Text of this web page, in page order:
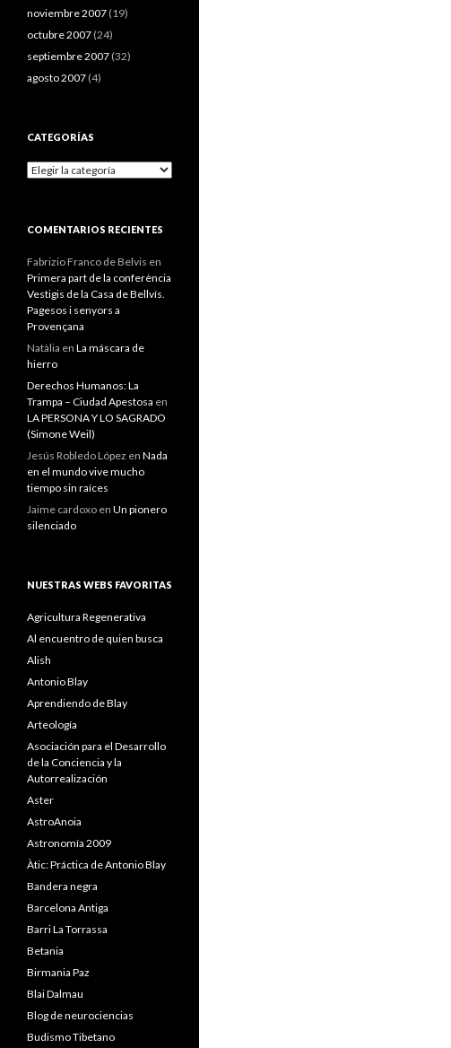
noviembre 2007 (19)
octubre 2007 (24)
septiembre 2007 (32)
agosto 2007 (4)
CATEGORÍAS
Categorías
COMENTARIOS RECIENTES
Fabrizio Franco de Belvis en
Primera part de la conferència
Vestigis de la Casa de Bellvís.
Pagesos i senyors a
Provençana
Natàlia en La máscara de
hierro
Derechos Humanos: La
Trampa – Ciudad Apestosa en
LA PERSONA Y LO SAGRADO
(Simone Weil)
Jesús Robledo López en Nada
en el mundo vive mucho
tiempo sin raíces
Jaime cardoxo en Un pionero
silenciado
NUESTRAS WEBS FAVORITAS
Agricultura Regenerativa
Al encuentro de quien busca
Alish
Antonio Blay
Aprendiendo de Blay
Arteología
Asociación para el Desarrollo
de la Conciencia y la
Autorrealización
Aster
AstroAnoia
Astronomía 2009
Àtic: Práctica de Antonio Blay
Bandera negra
Barcelona Antiga
Barri La Torrassa
Betania
Birmania Paz
Blai Dalmau
Blog de neurociencias
Budismo Tibetano